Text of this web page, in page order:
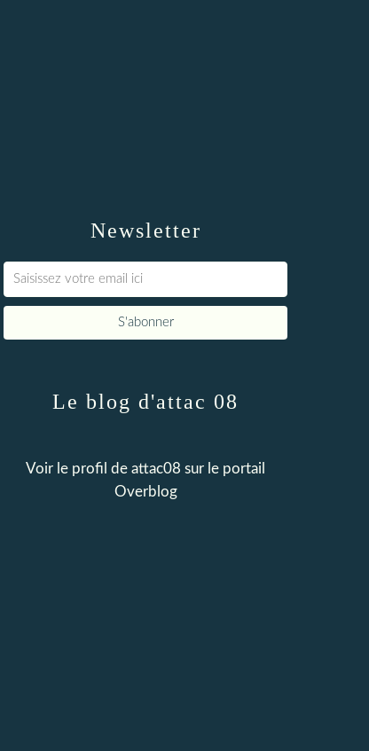
Newsletter
Le blog d'attac 08
Voir le profil de attac08 sur le portail
Overblog